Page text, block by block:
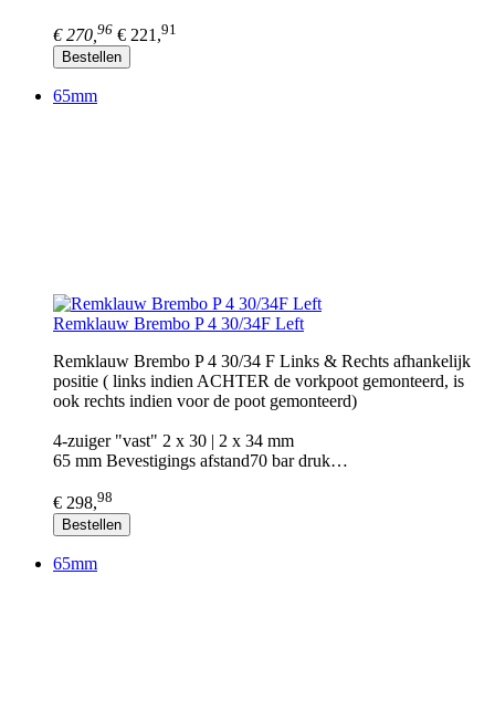
€ 270, 96 € 221,91
Bestellen
65mm
Remklauw Brembo P 4 30/34F Left
Remklauw Brembo P 4 30/34 F Links & Rechts afhankelijk
positie ( links indien ACHTER de vorkpoot gemonteerd, is
ook rechts indien voor de poot gemonteerd)
4-zuiger "vast" 2 x 30 | 2 x 34 mm
65 mm Bevestigings afstand70 bar druk…
€ 298,98
Bestellen
65mm